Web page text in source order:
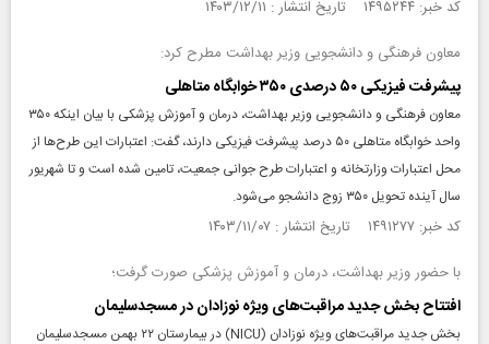
کد خبر: ۱۴۹۵۲۴۴ تاریخ انتشار : ۱۴۰۳/۱۲/۱۱
معاون فرهنگی و دانشجویی وزیر بهداشت مطرح کرد:
پیشرفت فیزیکی ۵۰ درصدی ۳۵۰ خوابگاه متاهلی
معاون فرهنگی و دانشجویی وزیر بهداشت، درمان و آموزش پزشکی با بیان اینکه ۳۵۰
واحد خوابگاه متاهلی ۵۰ درصد پیشرفت فیزیکی دارند، گفت: اعتبارات این طرح‌ها از
محل اعتبارات وزارتخانه و اعتبارات طرح جوانی جمعیت، تامین شده است و تا شهریور
سال آینده تحویل ۳۵۰ زوج دانشجو می‌شود.
کد خبر: ۱۴۹۱۲۷۷ تاریخ انتشار : ۱۴۰۳/۱۱/۰۷
با حضور وزیر بهداشت، درمان و آموزش پزشکی صورت گرفت؛
افتتاح بخش جدید مراقبت‌های ویژه نوزادان در مسجدسلیمان
بخش جدید مراقبت‌های ویژه نوزادان (NICU) در بیمارستان ۲۲ بهمن مسجدسلیمان